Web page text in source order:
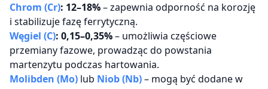
Chrom (Cr): 12–18%– zapewnia odporność na korozję
i stabilizuje fazę ferrytyczną.
Węgiel (C): 0,15–0,35%– umożliwia częściowe
przemiany fazowe, prowadząc do powstania
martenzytu podczas hartowania.
Molibden (Mo) lub Niob (Nb)– mogą być dodane w